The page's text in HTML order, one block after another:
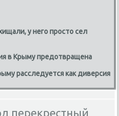
у него просто сел
в Крыму предотвращена
расследуется как диверсия
перекрестный